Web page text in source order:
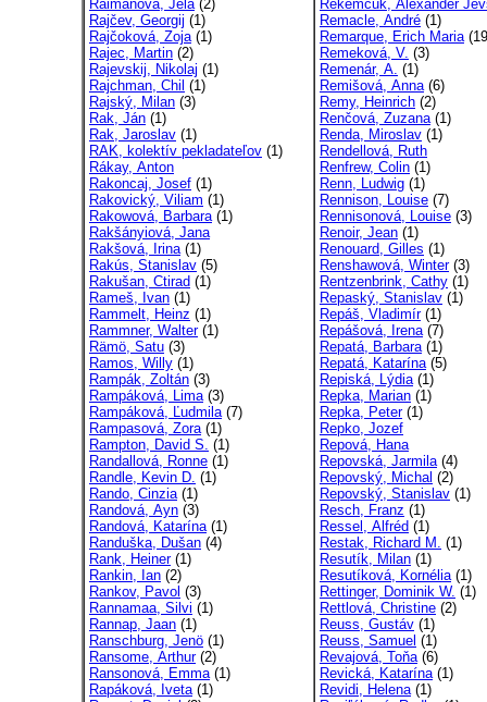
Raimanová, Jela(2)
Rajčev, Georgij (1)
Rajčoková, Zoja(1)
Rajec, Martin (2)
Rajevskij, Nikolaj (1)
Rajchman, Chil (1)
Rajský, Milan (3)
Rak, Ján (1)
Rak, Jaroslav (1)
RAK, kolektív pekladateľov (1)
Rákay, Anton
Rakoncaj, Josef (1)
Rakovický, Viliam (1)
Rakowová, Barbara(1)
Rakšányiová, Jana
Rakšová, Irina(1)
Rakús, Stanislav (5)
Rakušan, Ctirad (1)
Rameš, Ivan (1)
Rammelt, Heinz (1)
Rammner, Walter(1)
Rämö, Satu (3)
Ramos, Willy (1)
Rampák, Zoltán (3)
Rampáková, Lima(3)
Rampáková, Ľudmila(7)
Rampasová, Zora(1)
Rampton, David S. (1)
Randallová, Ronne (1)
Randle, Kevin D. (1)
Rando, Cinzia(1)
Randová, Ayn (3)
Randová, Katarína(1)
Randuška, Dušan (4)
Rank, Heiner(1)
Rankin, Ian (2)
Rankov, Pavol (3)
Rannamaa, Silvi (1)
Rannap, Jaan (1)
Ranschburg, Jenö (1)
Ransome, Arthur(2)
Ransonová, Emma(1)
Rapáková, Iveta(1)
Rekemčuk, Alexander
Remacle, André (1)
Remarque, Erich Maria
Remeková, V. (3)
Remenár, A. (1)
Remišová, Anna(6)
Remy, Heinrich (2)
Renčová, Zuzana(1)
Renda, Miroslav (1)
Rendellová, Ruth
Renfrew, Colin (1)
Renn, Ludwig (1)
Rennison, Louise (7)
Rennisonová, Louise (3)
Renoir, Jean (1)
Renouard, Gilles (1)
Renshawová, Winter(3)
Rentzenbrink, Cathy (1)
Repaský, Stanislav (1)
Repáš, Vladimír(1)
Repášová, Irena(7)
Repatá, Barbara(1)
Repatá, Katarína(5)
Repiská, Lýdia(1)
Repka, Marian (1)
Repka, Peter(1)
Repko, Jozef
Repová, Hana
Repovská, Jarmila(4)
Repovský, Michal (2)
Repovský, Stanislav (1)
Resch, Franz (1)
Ressel, Alfréd (1)
Restak, Richard M. (1)
Resutík, Milan (1)
Resutíková, Kornélia(1)
Rettinger, Dominik W. (1)
Rettlová, Christine (2)
Reuss, Gustáv (1)
Reuss, Samuel (1)
Revajová, Toňa(6)
Revická, Katarína(1)
Revidi, Helena(1)